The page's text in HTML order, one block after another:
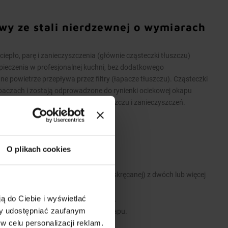
O plikach cookies
do Ciebie i wyświetlać
udostępniać zaufanym
celu personalizacji reklam.
ze stali nierdzewnej o wymiarach
parę i zanieczyszczenia (głównie cząsteczki tłuszczu)
w profesjonalnej kuchni, bez dodatkowego
powietrze przepływa przez filtry (łapacze tłuszczu). Cząsteczki
i zostają odprowadzone do rynienki ociekowej okapu
umożliwia spuszczenie tłuszczu i zanieczyszczeń.
wykonane są w wersji łączonej (skręcanej) z dwóch lub więcej
i zawiesi umożliwiających montaż.
dodatkowe wyposażenie okapu.